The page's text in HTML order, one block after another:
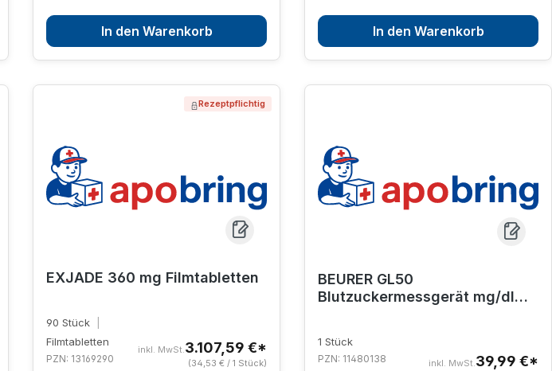
In den Warenkorb In den Warenkorb
Rezeptpflichtig
EXJADE 360 mg Filmtabletten
90 Stück
Filmtabletten
PZN: 13169290
inkl. MwSt.3.107,59 €*
(34,53 € / 1 Stück)
BEURER GL50
Blutzuckermessgerät mg/dl
1 Stück
PZN: 11480138 inkl. MwSt.39,99 €*